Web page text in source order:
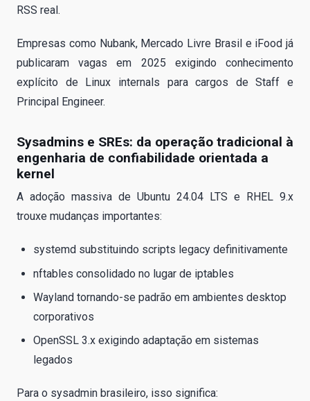
RSS real.
Empresas como Nubank, Mercado Livre Brasil e iFood já
publicaram vagas em 2025 exigindo conhecimento
explícito de Linux internals para cargos de Staff e
Principal Engineer.
Sysadmins e SREs: da operação tradicional à
engenharia de confiabilidade orientada a
kernel
A adoção massiva de Ubuntu 24.04 LTS e RHEL 9.x
trouxe mudanças importantes:
systemd substituindo scripts legacy definitivamente
nftables consolidado no lugar de iptables
Wayland tornando-se padrão em ambientes desktop
corporativos
OpenSSL 3.x exigindo adaptação em sistemas
legados
Para o sysadmin brasileiro, isso significa: